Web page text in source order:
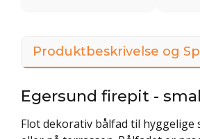
Produktbeskrivelse og
Egersund firepit -
Flot dekorativ bålfad til hyggelige